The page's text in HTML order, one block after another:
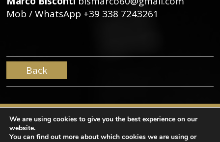
Mob / WhatsApp +39 338 7243261
Back
We are using cookies to give you the best experience on our
website.
You can find out more about which cookies we are using or